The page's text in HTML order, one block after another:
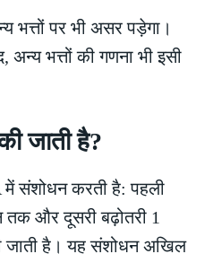
भत्तों पर भी असर पड़ेगा।
अन्य भत्तों की गणना भी इसी
जाती है?
संशोधन करती है: पहली
तक और दूसरी बढ़ोतरी 1
जाती है। यह संशोधन अखिल